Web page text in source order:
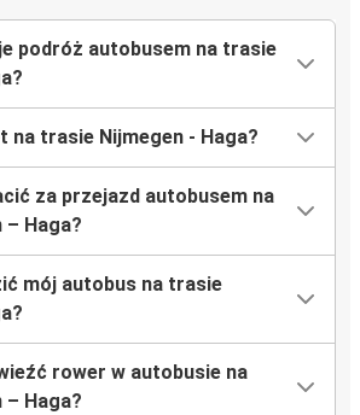
podróż autobusem na trasie
na trasie Nijmegen - Haga?
za przejazd autobusem na
Haga?
mój autobus na trasie
rower w autobusie na
Haga?